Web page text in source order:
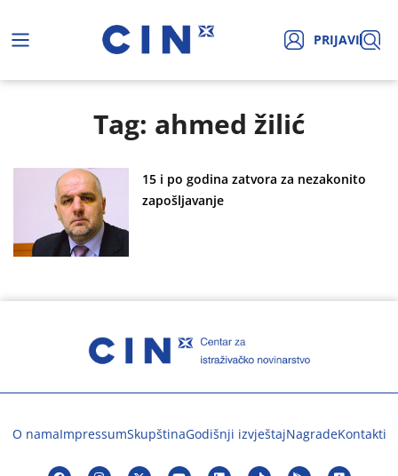
PRIJAVI
Tag: ahmed žilić
15 i po godina zatvora za nezakonito
zapošljavanje
O namaImpressumSkupštinaGodišnji izvještajNagradeKontakti